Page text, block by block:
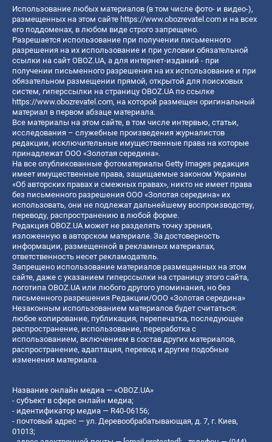
Использование любых материалов (в том числе фото- и видео-),
размещенных на этом сайте https://www.obozrevatel.com и на всех
его поддоменах, в любом виде строго запрещено.
Разрешается использование при получении письменного
разрешения на их использование и при условии обязательной
ссылки на сайт OBOZ.UA, а для интернет-изданий - при
получении письменного разрешения на их использование и при
обязательном размещении прямой, открытой для поисковых
систем, гиперссылки на страницу OBOZ.UA по ссылке
https://www.obozrevatel.com, на которой размещен оригинальный
материал в первом абзаце материала.
Все материалы на этом сайте, в том числе интервью, статьи,
исследования – служебные произведения журналистов
редакции, исключительные имущественные права на которые
принадлежат ООО «Золотая середина».
На все опубликованные фотоматериалы Getty Images редакция
имеет имущественные права, защищаемые законом Украины
«Об авторских правах и смежных правах», никто не имеет права
без письменного разрешения ООО «Золотая середина» их
использовать, они не подлежат дальнейшему воспроизводству,
переводу, распространению в любой форме.
Редакция OBOZ.UA может не разделять точку зрения,
изложенную в авторском материале. За достоверность
информации, размещенной в рекламных материалах,
ответственность несет рекламодатель.
Запрещено использование материалов размещенных на этом
сайте, даже с указанием гиперссылки на страницу этого сайта,
логотипа OBOZ.UA или любого другого упоминания, но без
письменного разрешения Редакции/ООО «Золотая середина»
Незаконным использованием материалов будет считаться:
любое копирование, публикация, перепечатка, последующее
распространение, использование, переработка с
использованием, включением в состав других материалов,
распространение, адаптация, перевод и другие подобные
изменения материала.
Название онлайн медиа — «OBOZ.UA»
- субъект в сфере онлайн медиа;
- идентификатор медиа — R40-06156;
- почтовый адрес — ул. Деревообрабатывающая, д. 7, г. Киев,
01013;